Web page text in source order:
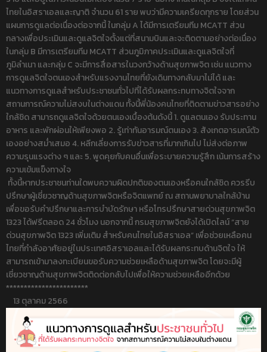
ไทยในอิสราเอลและญาติ จำนวน 61 ราย พบว่ามีความเครียดทุกราย โดยส่วน
แผนการดูแลต่อเนื่องต่อจากนี้ ในกลุ่ม A ได้มีการเตรียมทีม MCATT ส่วน
กลางเพื่อประเมินและดูแลจิตใจตั้งแต่ที่สนามบินและจะติดตามอย่างต่อเนื่อง
ในกลุ่ม B มีการเตรียมทีม MCATT ส่วนภูมิภาคประเมินและดูแลจิตใจที่
ภูมิลำเนา และกลุ่ม C จะมีการสื่อสารในวงกว้างด้านสุขภาพจิต เช่น แนวทาง
การดูแลจิตใจตนเองสำหรับแรงงานไทยที่ยังเดินทางกลับมาไม่ได้ และ
แนวทางการดูแลสำหรับประชาชนทั่วไปที่ได้รับผลกระทบทางจิตใจจาก
สถานการณ์ความไม่สงบในต่างแดน ทั้งนี้พี่น้องคนไทยที่ติดตามข่าวสารอย่าง
ใกล้ชิด สามารถดูแลจิตใจด้วยตนเองเบื้องต้นดังนี้ 1. ดูแลตนเอง รับประทาน
อาหาร และพักผ่อนให้เพียงพอ 2. รู้เท่าทันอารมณ์ตนเอง 3. สังเกตอารมณ์ตัว
เองอย่างสม่ำเสมอ 4. หลีกเลี่ยงการรับข่าวสารที่มากเกินไป ไม่ส่งต่อภาพ
ความรุนแรงต่าง ๆ และ 5. พูดคุยกับคนอื่นเพื่อระบายความรู้สึก เน้นการสร้าง
ความเข้มแข็งทางใจ
ทั้งนี้หากประชาชนท่านใดพบความผิดปกติของตนเองหรือคนใกล้ชิด ควรรีบ
ปรึกษาผู้เชี่ยวชาญด้านสุขภาพจิตหรือจิตแพทย์ ณ สถานพยาบาลใกล้บ้าน
เพื่อขอรับคำปรึกษาและการบำบัดรักษา หรือโทรปรึกษาสายด่วนสุขภาพจิต
1323 ได้ฟรีตลอด 24 ชั่วโมง นอกจากนี้ กรมสุขภาพจิตยังได้เปิดไลน์ “สาย
ด่วนสุขภาพจิต 1323 เพิ่มเติม สำหรับคนไทยในอิสราเอล” เพื่อช่วยเหลือคน
ไทยที่กำลังอาศัยอยู่ในประเทศอิสราเอลและได้รับผลกระทบด้านจิตใจ ให้
สามารถเข้ามาลงทะเบียนขอรับความช่วยเหลือด้านสุขภาพจิต โดยจะมีผู้
เชี่ยวชาญด้านสุขภาพจิตติดต่อกลับไปเพื่อให้ความช่วยเหลืออีกด้วย
***********************
13 ตุลาคม 2566